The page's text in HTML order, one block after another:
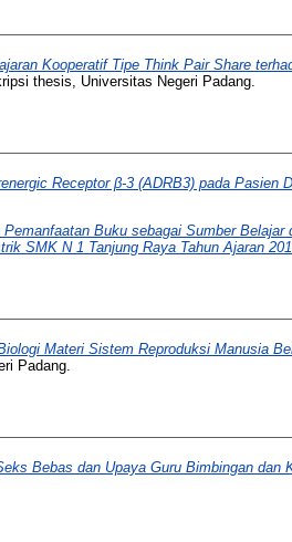
Kooperatif Tipe Think Pair Share
thesis, Universitas Negeri Padang.
Receptor β-3 (ADRB3) pada Pasien
Buku sebagai Sumber
SMK N 1 Tanjung Raya Tahun Ajaran
Materi Sistem Reproduksi Manusia
Padang.
Bebas dan Upaya Guru Bimbingan